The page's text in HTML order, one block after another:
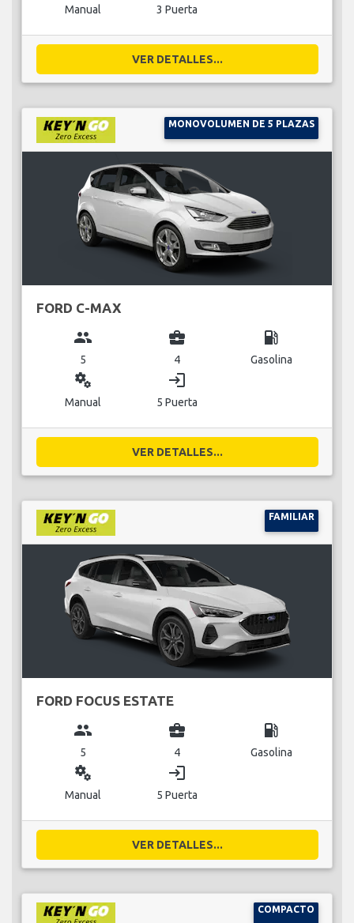
Manual 3 Puerta
VER DETALLES...
MONOVOLUMEN DE 5 PLAZAS
FORD C-MAX
group
5
business_center
4
local_gas_station
Gasolina
miscellaneous_services
Manual
login
5 Puerta
VER DETALLES...
FAMILIAR
FORD FOCUS ESTATE
group
5
business_center
4
local_gas_station
Gasolina
miscellaneous_services
Manual
login
5 Puerta
VER DETALLES...
COMPACTO